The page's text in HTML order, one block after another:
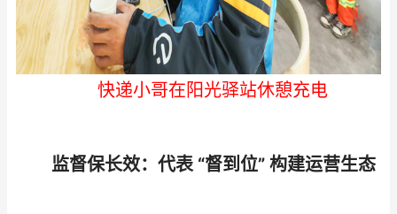
快递小哥在阳光驿站休憩充电
监督保长效：代表 “督到位” 构建运营生态​